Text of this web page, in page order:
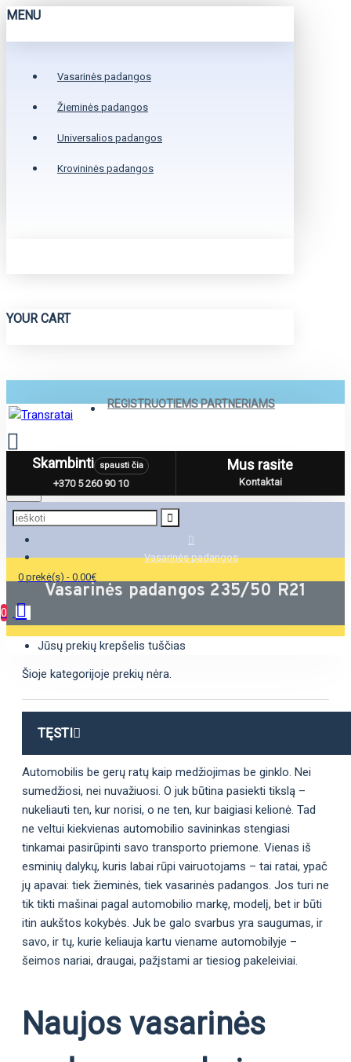
MENU
Vasarinės padangos
Žieminės padangos
Universalios padangos
Krovininės padangos
YOUR CART
REGISTRUOTIEMS PARTNERIAMS
Menu
0 prekė(s) - 0.00€
0
Jūsų prekių krepšelis tuščias
Skambinti spausti čia
+370 5 260 90 10
Mus rasite
Kontaktai
Vasarinės padangos
Vasarinės padangos 235/50 R21
Šioje kategorijoje prekių nėra.
TĘSTI
Automobilis be gerų ratų kaip medžiojimas be ginklo. Nei
sumedžiosi, nei nuvažiuosi. O juk būtina pasiekti tikslą –
nukeliauti ten, kur norisi, o ne ten, kur baigiasi kelionė. Tad
ne veltui kiekvienas automobilio savininkas stengiasi
tinkamai pasirūpinti savo transporto priemone. Vienas iš
esminių dalykų, kuris labai rūpi vairuotojams – tai ratai, ypač
jų apavai: tiek žieminės, tiek vasarinės padangos. Jos turi ne
tik tikti mašinai pagal automobilio markę, modelį, bet ir būti
itin aukštos kokybės. Juk be galo svarbus yra saugumas, ir
savo, ir tų, kurie keliauja kartu viename automobilyje –
šeimos nariai, draugai, pažįstami ar tiesiog pakeleiviai.
Naujos vasarinės